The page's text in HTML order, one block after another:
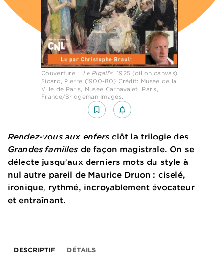
Couverture :Le Pigall's, 1925 (oil on canvas)
Sicard, Pierre (1900-80) Crédit: Musee de la
Ville de Paris, Musee Carnavalet, Paris,
France/Bridgeman Images.
bookmark_border notifications_none_outlined
Rendez-vous aux enfersclôt la trilogie des
Grandes famillesde façon magistrale. On se
délecte jusqu’aux derniers mots du style à
nul autre pareil de Maurice Druon : ciselé,
ironique, rythmé, incroyablement évocateur
et entraînant.
DESCRIPTIF DÉTAILS